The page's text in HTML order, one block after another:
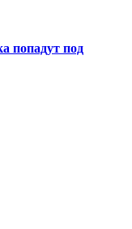
попадут под